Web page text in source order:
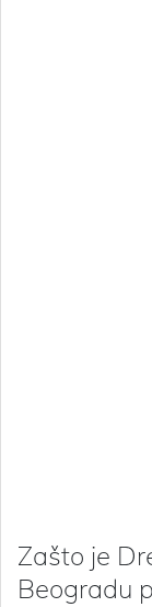
Zašto je
Beogradu